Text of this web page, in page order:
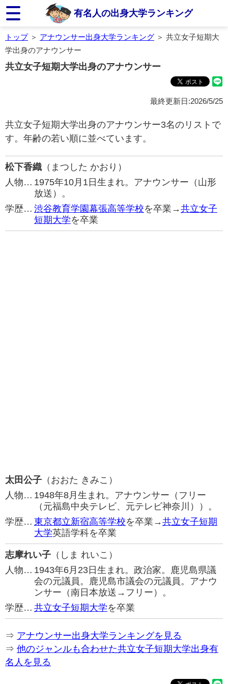
有名人の出身大学ランキング
トップ＞ アナウンサー出身大学ランキング ＞ 共立女子短期大
学出身のアナウンサー
共立女子短期大学出身のアナウンサー
最終更新日:2026/5/25
共立女子短期大学出身のアナウンサー3名のリストで
す。年齢の若い順に並べています。
松下香織 （まつした かおり）
人物… 1975年10月1日生まれ。アナウンサー（山形
放送）。
学歴… 渋谷教育学園幕張高等学校を卒業→共立女子
短期大学を卒業
太田公子 （おおた きみこ）
人物… 1948年8月生まれ。アナウンサー（フリー
（元福島中央テレビ、元テレビ神奈川））。
学歴… 東京都立新宿高等学校を卒業→共立女子短期
大学英語学科を卒業
志摩れい子 （しま れいこ）
人物… 1943年6月23日生まれ。政治家。鹿児島県議
会の元議員。鹿児島市議会の元議員。アナウ
ンサー（南日本放送→フリー）。
学歴… 共立女子短期大学を卒業
⇒ アナウンサー出身大学ランキングを見る
⇒ 他のジャンルも合わせた共立女子短期大学出身有
名人を見る